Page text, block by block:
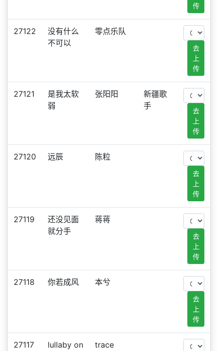
传
27122
没有什么
不可以
零点乐队
去
上
传
27121
是我太软
弱
张阳阳
新疆歌
手
去
上
传
27120 远辰 陈粒
去
上
传
27119
还没见面
就分手
蒋蒋
去
上
传
27118 你若成风 本兮
去
上
传
27117
lullaby on
trace